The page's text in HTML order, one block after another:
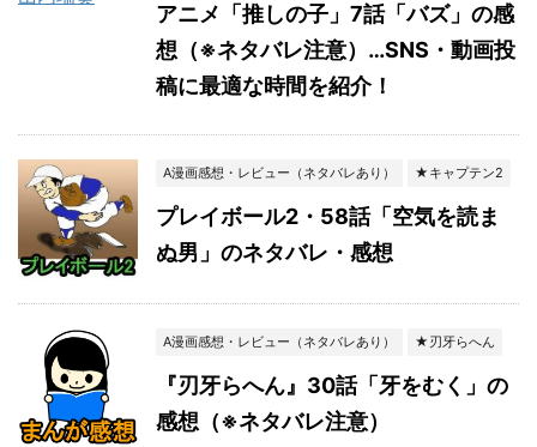
アニメ「推しの子」7話「バズ」の感
想（※ネタバレ注意）…SNS・動画投
稿に最適な時間を紹介！
A漫画感想・レビュー（ネタバレあり） ★キャプテン2
プレイボール2・58話「空気を読ま
ぬ男」のネタバレ・感想
A漫画感想・レビュー（ネタバレあり） ★刃牙らへん
『刃牙らへん』30話「牙をむく」の
感想（※ネタバレ注意）